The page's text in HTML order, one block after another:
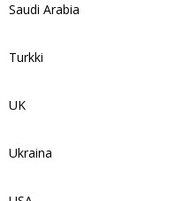
Saudi Arabia
Turkki
UK
Ukraina